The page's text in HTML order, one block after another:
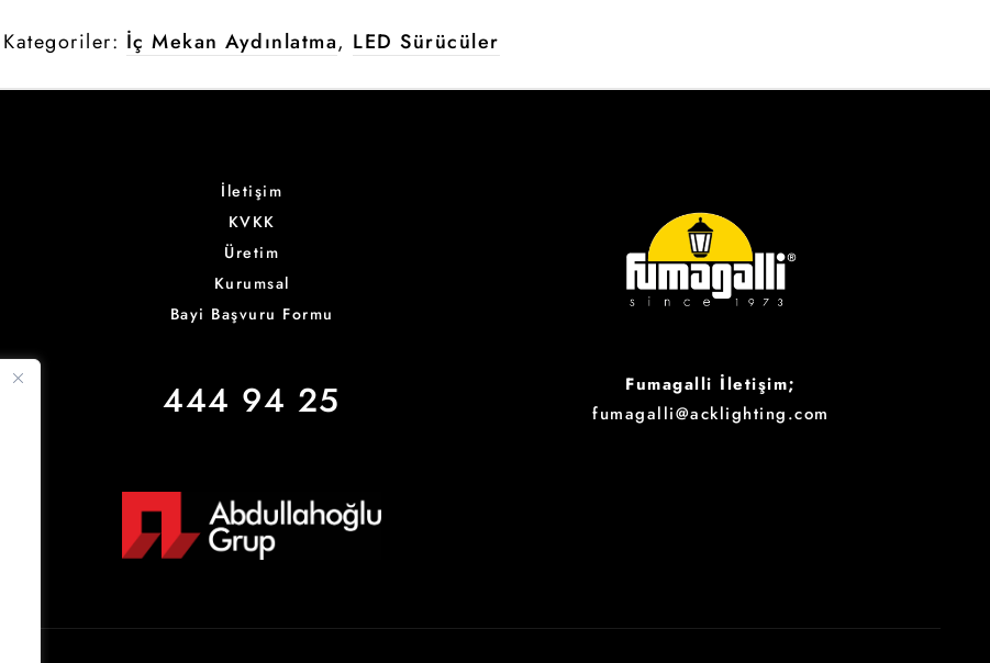
Kategoriler: İç Mekan Aydınlatma, LED Sürücüler
İletişim
KVKK
Üretim
Kurumsal
Bayi Başvuru Formu
444 94 25
Fumagalli İletişim;
fumagalli@acklighting.com